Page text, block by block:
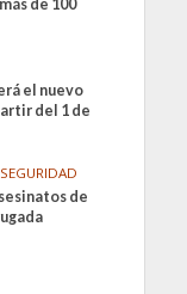
de 100
el nuevo
del 1 de
SEGURIDAD
de